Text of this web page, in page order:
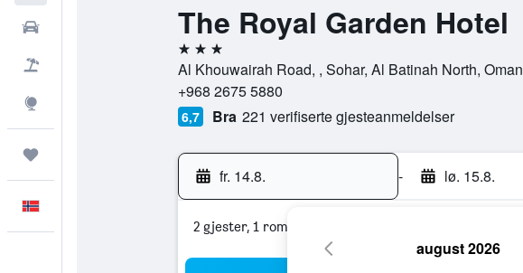
The Royal Garden Hotel
3 stjerner
Al Khouwairah Road, , Sohar, Al Batinah North, Oman
+968 2675 5880
6,7 Bra 221 verifiserte gjesteanmeldelser
fr. 14.8. - lø. 15.8.
2 gjester, 1 rom
august 2026